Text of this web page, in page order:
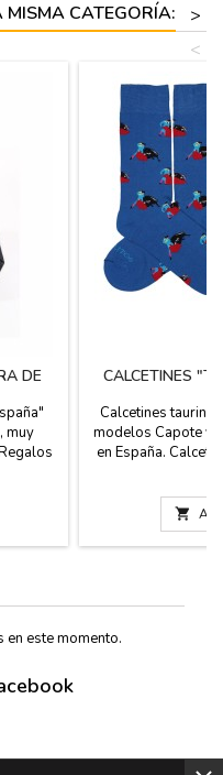
CATEGORÍA:
>
<
DE
muy
x 1,3
CALCETINES
Calcetines
modelos Capote y
en España.
licra. Tienen
tallas: Pequeña
EUR

en este momento.